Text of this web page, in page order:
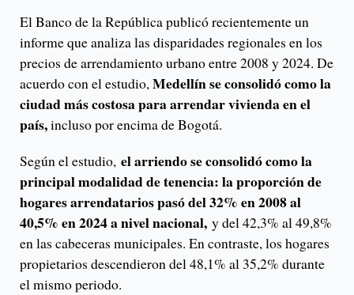
El Banco de la República publicó recientemente un
informe que analiza las disparidades regionales en los
precios de arrendamiento urbano entre 2008 y 2024. De
acuerdo con el estudio,Medellín se consolidó como la
ciudad más costosa para arrendar vivienda en el
país,incluso por encima de Bogotá.
Según el estudio, el arriendo se consolidó como la
principal modalidad de tenencia: la proporción de
hogares arrendatarios pasó del 32% en 2008 al
40,5% en 2024 a nivel nacional, y del 42,3% al 49,8%
en las cabeceras municipales. En contraste, los hogares
propietarios descendieron del 48,1% al 35,2% durante
el mismo periodo.